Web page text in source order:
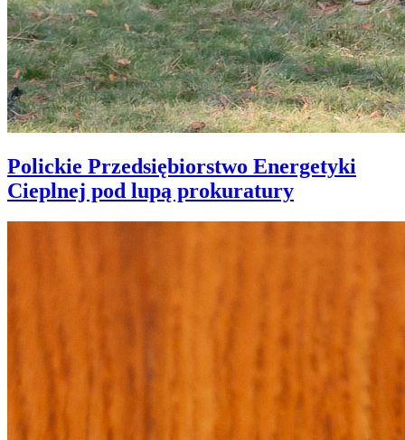
Polickie Przedsiębiorstwo Energetyki
Cieplnej pod lupą prokuratury